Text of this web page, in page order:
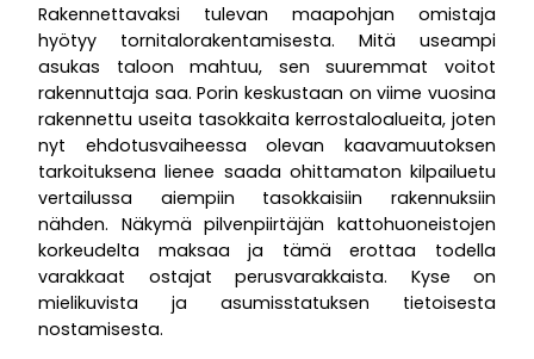
Rakennettavaksi tulevan maapohjan omistaja
hyötyy tornitalorakentamisesta. Mitä useampi
asukas taloon mahtuu, sen suuremmat voitot
rakennuttaja saa. Porin keskustaan on viime vuosina
rakennettu useita tasokkaita kerrostaloalueita, joten
nyt ehdotusvaiheessa olevan kaavamuutoksen
tarkoituksena lienee saada ohittamaton kilpailuetu
vertailussa aiempiin tasokkaisiin rakennuksiin
nähden. Näkymä pilvenpiirtäjän kattohuoneistojen
korkeudelta maksaa ja tämä erottaa todella
varakkaat ostajat perusvarakkaista. Kyse on
mielikuvista ja asumisstatuksen tietoisesta
nostamisesta.